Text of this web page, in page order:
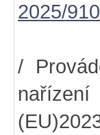
2025/
/